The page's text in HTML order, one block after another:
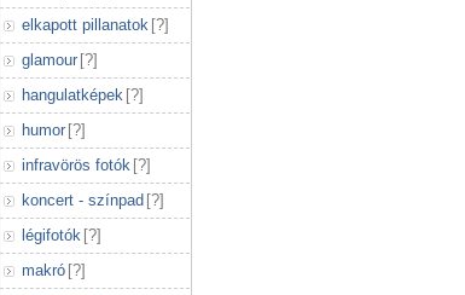
elkapott pillanatok [?]
glamour [?]
hangulatképek [?]
humor [?]
infravörös fotók [?]
koncert - színpad [?]
légifotók [?]
makró [?]